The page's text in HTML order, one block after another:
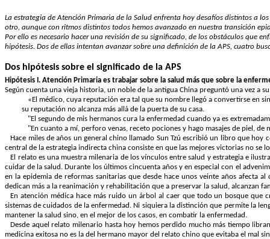
La estrategia de Atención Primaria de la Salud enfrenta hoy desafíos distintos a
otro, aunque con ritmos distintos todos hemos avanzado en nuestra transición
Por ello es necesario hacer una revisión de su significado, de los obstáculos que
hipótesis. Dos de ellas intentan avanzar sobre una definición de la APS, cuatro
Dos hipótesis sobre el significado de la APS
Hipótesis I. Atención Primaria es trabajar sobre la salud más que sobre la
Según cuenta una vieja historia, un noble de la antigua China preguntó una vez a
«El médico, cuya reputación era tal que su nombre llegó a convertirse en
su reputación no alcanza más allá de la puerta de su casa.
"El segundo de mis hermanos cura la enfermedad cuando ya es
"En cuanto a mí, perforo venas, receto pociones y hago masajes de piel,
Hace miles de años un general chino llamado Sun Tzú escribió un libro que
central de la estrategia indirecta china consiste en que las mejores victorias no se
El relato es una muestra milenaria de los vínculos entre salud y estrategia e
cuidar de la salud. Durante los últimos cincuenta años y en especial con el
en la epidemia de reformas sanitarias que desde hace unos veinte años afecta
dedican más a la reanimación y rehabilitación que a preservar la salud, alcanzan
En atención médica hace más ruido un árbol al caer que todo un bosque que
sistemas de cuidados de la enfermedad. Ni siquiera la distinción que permite la
mantener la salud sino, en el mejor de los casos, en combatir la enfermedad.
Desde aquel relato milenario hasta hoy hemos perdido mucho más tiempo
medicina exitosa no es la del hermano mayor del relato chino que evitaba el mal